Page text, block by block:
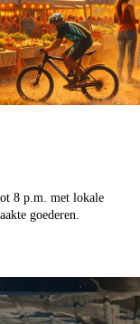
8 p.m. met lokale
goederen.